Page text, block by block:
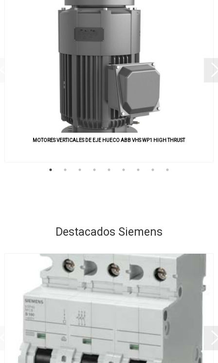
MOTORES VERTICALES DE EJE HUECO ABB VHS WP1 HIGH THRUST
Destacados Siemens